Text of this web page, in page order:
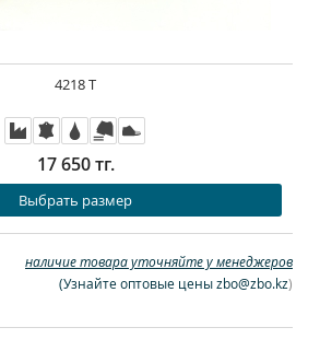
4218 Т
17 650 тг.
Выбрать размер
наличие товара уточняйте у менеджеров
(Узнайте оптовые цены zbo@zbo.kz)